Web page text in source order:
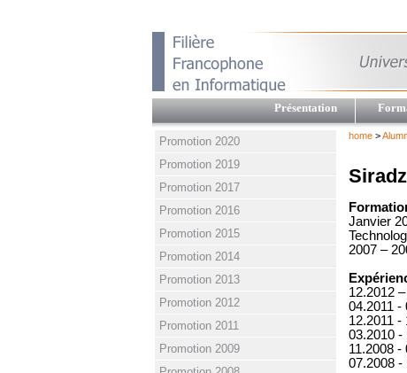
Présentation
Promotion 2020
Promotion 2019
Promotion 2017
Promotion 2016
Promotion 2015
Promotion 2014
Promotion 2013
Promotion 2012
Promotion 2011
Promotion 2009
home >
Janvier
2007 –
12.2012
04.2011 -
12.2011
03.2010 -
11.2008
07.2008 -